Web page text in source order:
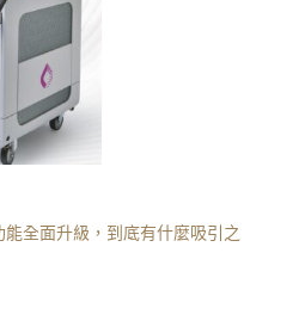
能全面升級，到底有什麼吸引之